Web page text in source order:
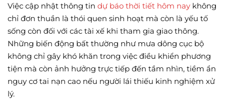
Việc cập nhật thông tin dự báo thời tiết hôm nay không
chỉ đơn thuần là thói quen sinh hoạt mà còn là yếu tố
sống còn đối với các tài xế khi tham gia giao thông.
Những biến động bất thường như mưa dông cục bộ
không chỉ gây khó khăn trong việc điều khiển phương
tiện mà còn ảnh hưởng trực tiếp đến tầm nhìn, tiềm ẩn
nguy cơ tai nạn cao nếu người lái thiếu kinh nghiệm xử
lý.